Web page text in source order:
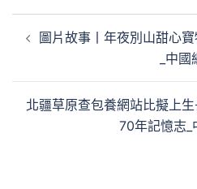
章
覽
圖片故事丨年夜別山甜心
_中國
北疆草原查包養網站比擬上
70年記憶志_